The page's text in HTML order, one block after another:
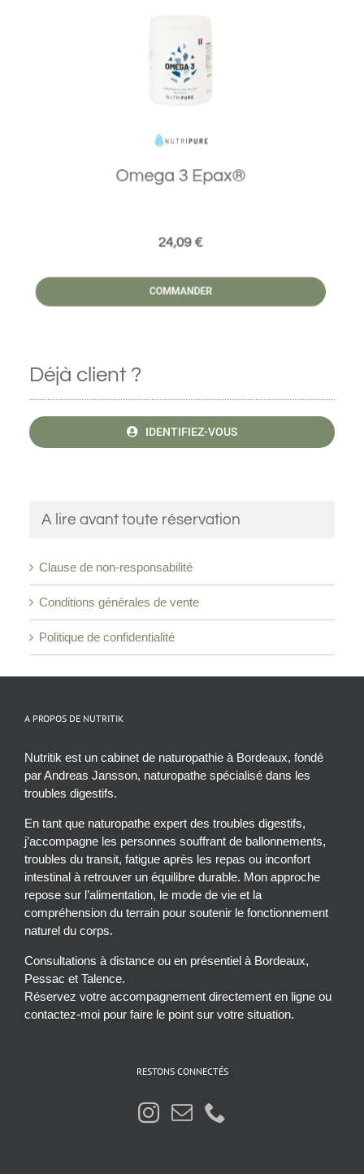
Déjà client ?
IDENTIFIEZ-VOUS
A lire avant toute réservation
Clause de non-responsabilité
Conditions générales de vente
Politique de confidentialité
A PROPOS DE NUTRITIK
Nutritik est un cabinet de naturopathie à Bordeaux, fondé
par Andreas Jansson, naturopathe spécialisé dans les
troubles digestifs.
En tant que naturopathe expert des troubles digestifs,
j’accompagne les personnes souffrant de ballonnements,
troubles du transit, fatigue après les repas ou inconfort
intestinal à retrouver un équilibre durable. Mon approche
repose sur l’alimentation, le mode de vie et la
compréhension du terrain pour soutenir le fonctionnement
naturel du corps.
Consultations à distance ou en présentiel à Bordeaux,
Pessac et Talence.
Réservez votre accompagnement directement en ligne ou
contactez-moi pour faire le point sur votre situation.
RESTONS CONNECTÉS